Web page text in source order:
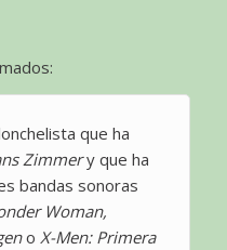
que ha
Zimmery que ha
bandas sonoras
Woman,
o X-Men: Primera